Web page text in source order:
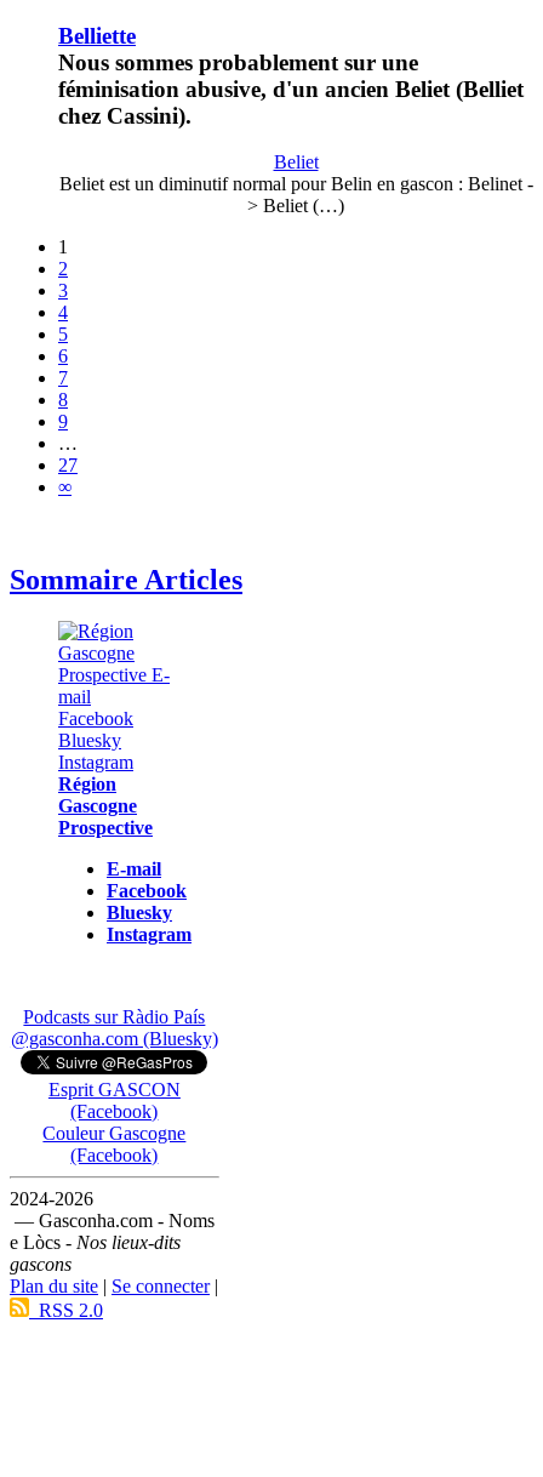
Belliette
Nous sommes probablement sur une
féminisation abusive, d'un ancien Beliet (Belliet
chez Cassini).
Beliet
Beliet est un diminutif normal pour Belin en gascon : Belinet -
> Beliet (…)
1
2
3
4
5
6
7
8
9
…
27
∞
Sommaire Articles
Région
Gascogne
Prospective
E-mail
Facebook
Bluesky
Instagram
Podcasts sur Ràdio País
@gasconha.com (Bluesky)
Esprit GASCON
(Facebook)
Couleur Gascogne
(Facebook)
2024-2026
— Gasconha.com - Noms
e Lòcs - Nos lieux-dits
gascons
Plan du site | Se connecter|
RSS 2.0